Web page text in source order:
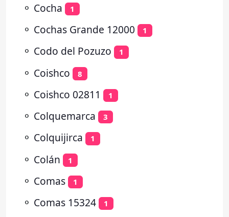
⚬ Cocha 1
⚬ Cochas Grande 12000 1
⚬ Codo del Pozuzo 1
⚬ Coishco 8
⚬ Coishco 02811 1
⚬ Colquemarca 3
⚬ Colquijirca 1
⚬ Colán 1
⚬ Comas 1
⚬ Comas 15324 1